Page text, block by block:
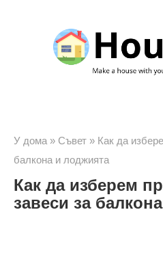
съдържанието
У дома » Съвет » Как да
балкона и лоджията
Как да изберем
завеси за